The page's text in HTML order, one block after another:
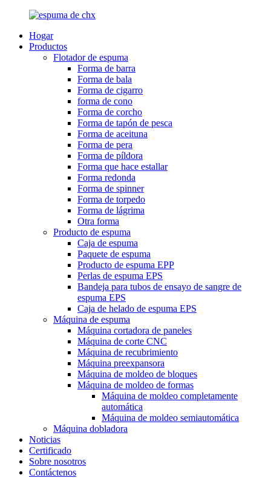
Hogar
Productos
Flotador de espuma
Forma de barra
Forma de bala
Forma de cigarro
forma de cono
Forma de corcho
Forma de tapón de pesca
Forma de aceituna
Forma de pera
Forma de píldora
Forma que hace estallar
Forma redonda
Forma de spinner
Forma de torpedo
Forma de lágrima
Otra forma
Producto de espuma
Caja de espuma
Paquete de espuma
Producto de espuma EPP
Perlas de espuma EPS
Bandeja para tubos de ensayo de sangre de
espuma EPS
Caja de helado de espuma EPS
Máquina de espuma
Máquina cortadora de paneles
Máquina de corte CNC
Máquina de recubrimiento
Máquina preexpansora
Máquina de moldeo de bloques
Máquina de moldeo de formas
Máquina de moldeo completamente
automática
Máquina de moldeo semiautomática
Máquina dobladora
Noticias
Certificado
Sobre nosotros
Contáctenos